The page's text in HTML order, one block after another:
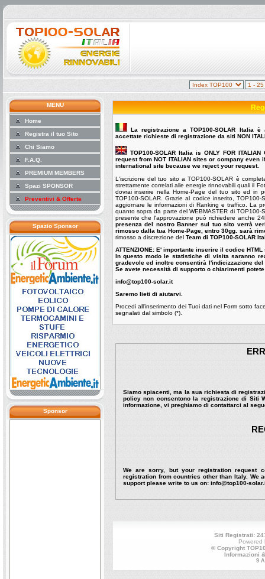
MENU
Home
Registra il tuo Sito
Chi Siamo
F.A.Q.
PREMIUM MEMBERS
Spazi SPONSOR
Preventivi & Offerte
Spazio Sponsor
Sponsor
La registrazione a TOP100-SOLAR Italia è
accettate richieste di registrazione da siti NON
TOP100-SOLAR Italia is ONLY FOR
request from NOT ITALIAN sites or company
international site because we reject your request.
L'iscrizione del tuo sito a TOP100-SOLAR è
strettamente correlati alle energie rinnovabili quali il
dovrai inserire nella Home-Page del tuo sito ed in
TOP100-SOLAR. Grazie al codice inserito,
aggiornare le informazioni di Ranking e traffico. La
quanto sopra da parte del WEBMASTER di
presente che l'approvazione può richiedere anche
presenza del nostro Banner sul tuo sito verrà
rimosso dalla tua Home-Page, entro 30gg. sarà
rimosso a discrezione del Team di TOP100-SOLAR
ATTENZIONE: E' importante inserire il codice
In questo modo le statistiche di visita saranno
gradevole ed inoltre consentirà l'indicizzazione
Se avete necessità di supporto o chiarimenti
info@top100-solar.it
Saremo lieti di aiutarvi.
Procedi all'inserimento dei Tuoi dati nel Form sotto
segnalati dal simbolo (*).
Siamo spiacenti, ma la sua richiesta di
policy non consentono la registrazione di Siti
informazione, vi preghiamo di contattarci al
We are sorry, but your registration request
registration from countries other than Italy. We
support please write to us on: info@top100-
Siti Registrati:
© Copyright
Informazioni
9